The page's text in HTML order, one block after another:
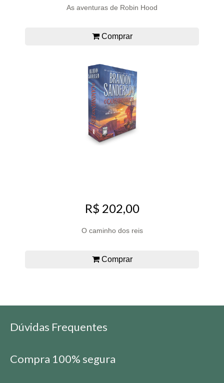
As aventuras de Robin Hood
Comprar
R$ 202,00
O caminho dos reis
Comprar
Dúvidas Frequentes
Compra 100% segura